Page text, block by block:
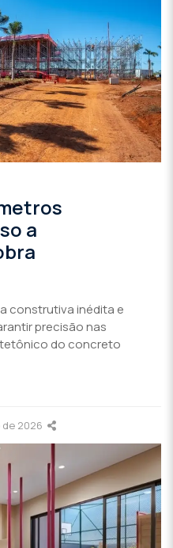
a
construtiva inédita e
precisão nas
do concreto
2026